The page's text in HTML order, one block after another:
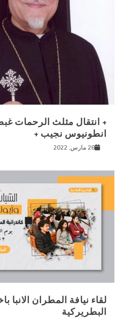
+ انتقال مثلث الرحمات
انطونيوس نجيب +
28 مارس, 2022
لقاء نيافة المطران الانبا
البطريركية